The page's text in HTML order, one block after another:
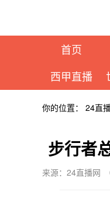
首页
西甲直播
你的位置： 24直
步行者
来源：24直播网